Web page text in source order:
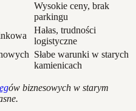
Wysokie ceny, brak
parkingu
Hałas, trudności
logistyczne
Słabe warunki w starych
kamienicach
ów biznesowych w starym